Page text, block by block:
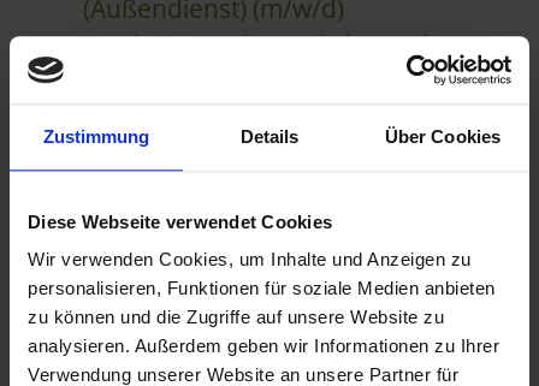
Zustimmung Details Über Cookies
Diese Webseite verwendet Cookies
Wir verwenden Cookies, um Inhalte und Anzeigen zu
personalisieren, Funktionen für soziale Medien anbieten
zu können und die Zugriffe auf unsere Website zu
analysieren. Außerdem geben wir Informationen zu Ihrer
Verwendung unserer Website an unsere Partner für